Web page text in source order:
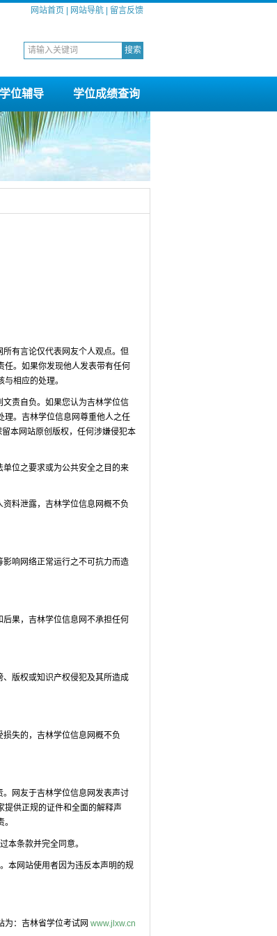
网站首页 网站导航 留言反馈
学位辅导 学位成绩查询
有言论仅代表网友个人观点。但
。如果你发现他人发表带有任何
相应的处理。
责自负。如果您认为吉林学位信
理。吉林学位信息网尊重他人之任
本网站原创版权，任何涉嫌侵犯本
位之要求或为公共安全之目的来
料泄露，吉林学位信息网概不负
响网络正常运行之不可抗力而造
果，吉林学位信息网不承担任何
版权或知识产权侵犯及其所造成
失的，吉林学位信息网概不负
网友于吉林学位信息网发表声讨
提供正规的证件和全面的解释声
本条款并完全同意。
本网站使用者因为违反本声明的规
为：吉林省学位考试网 www.jlxw.cn